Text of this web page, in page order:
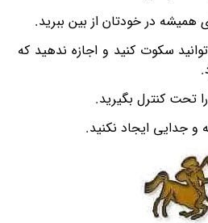
در خودتان از بین ببرید.
سکوت کنید و اجازه ندهید که
تحت کنترل بگیرید.
و جدایی ایجاد نکنید.